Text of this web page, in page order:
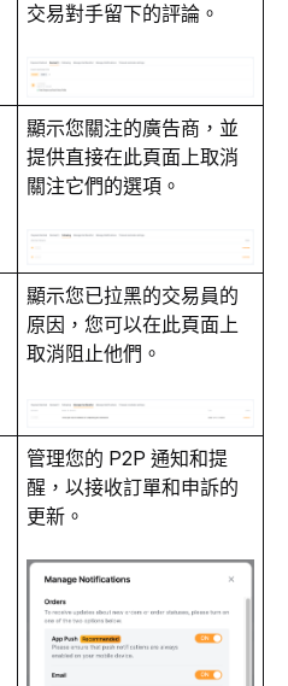
交易對手留下的評論。
顯示您關注的廣告商，並
提供直接在此頁面上取消
關注它們的選項。
顯示您已拉黑的交易員的
原因，您可以在此頁面上
取消阻止他們。
管理您的 P2P 通知和提
醒，以接收訂單和申訴的
更新。